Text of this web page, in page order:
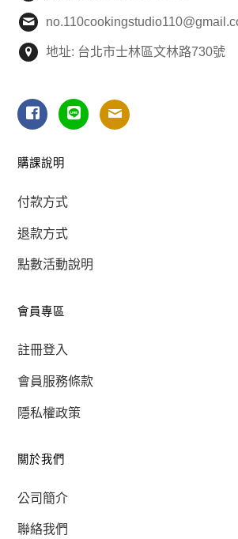
地址: 台北市士林區文林路730號
購課說明
付款方式
退款方式
點數活動說明
會員專區
註冊登入
會員服務條款
隱私權政策
關於我們
公司簡介
聯絡我們